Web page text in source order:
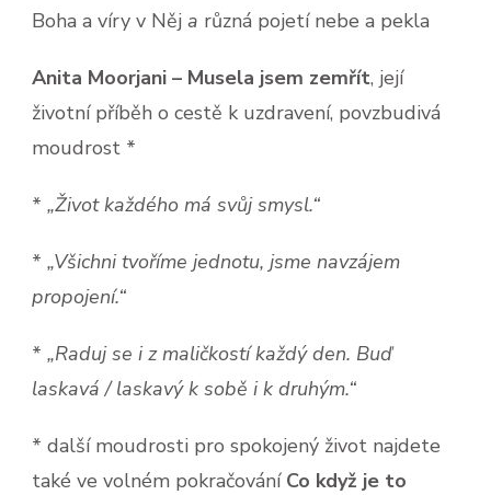
Boha a víry v Něj a různá pojetí nebe a pekla
Anita Moorjani – Musela jsem zemřít, její
životní příběh o cestě k uzdravení, povzbudivá
moudrost *
* „Život každého má svůj smysl.“
* „Všichni tvoříme jednotu, jsme navzájem
propojení.“
* „Raduj se i z maličkostí každý den. Buď
laskavá / laskavý k sobě i k druhým.“
* další moudrosti pro spokojený život najdete
také ve volném pokračování Co když je to